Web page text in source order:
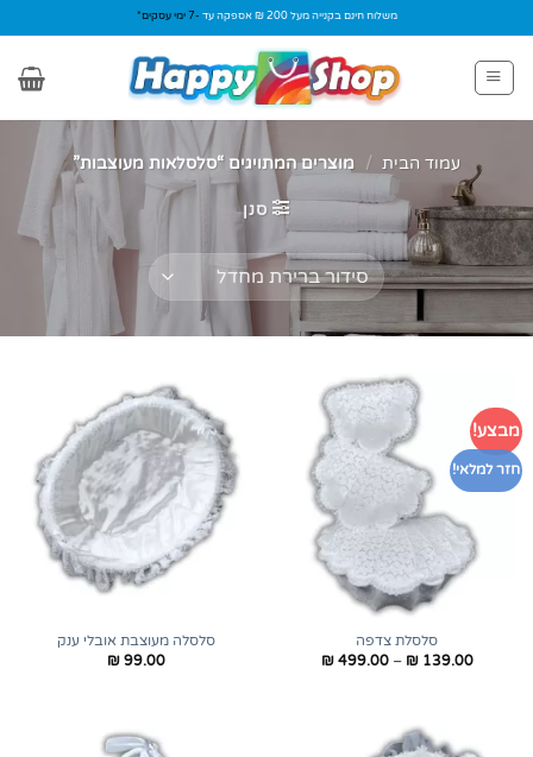
to
content
משלוח חינם בקנייה מעל 200 ₪ אספקה עד -7 ימי עסקים*
עמוד הבית / מוצרים המתויגים “סלסלאות מעוצבות”
סנן
מבצע!
חזר למלאי!
סלסלת צדפה
₪139.00
–
₪499.00
סלסלה מעוצבת אובלי ענק
₪ 99.00